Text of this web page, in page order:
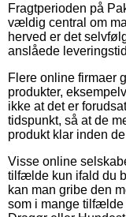
Fragtperioden på
vældig central om
herved er det
anslåede
Flere online firmaer
produkter,
ikke at det er
tidspunkt, så at de
produkt klar inden
Visse online
tilfælde kun ifald du
kan man gribe den
som i mange tilfælde